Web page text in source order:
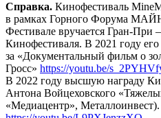
Справка. Кинофестиваль
в рамках Горного Форума
Фестивале вручается Гран-При
Кинофестиваля. В 2021 году
за «Документальный фильм о
Гросс» https://youtu.be/
В 2022 году высшую награду
Антона Войцеховского
«Медиацентр», Металлоинвест).